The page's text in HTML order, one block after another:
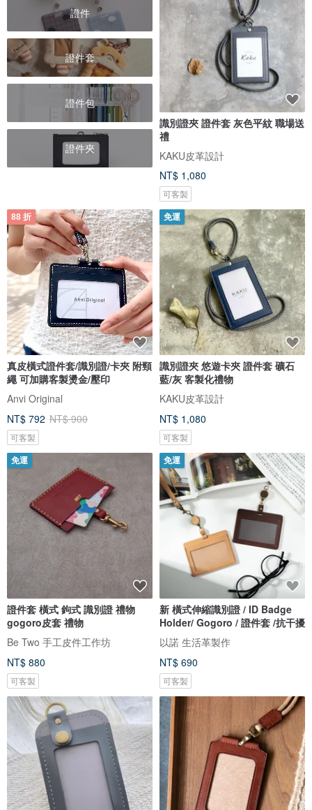
證件
證件套
證件包
證件夾
識別證夾 證件套 灰色平紋 職場送
禮
KAKU皮革設計
NT$ 1,080
可客製
88 折
真皮橫式證件套/識別證/卡夾 附頸
繩 可加購客製燙金/壓印
Anvi Original
NT$ 792 NT$ 900
可客製
免運
識別證夾 悠遊卡夾 證件套 礦石
藍/灰 客製化禮物
KAKU皮革設計
NT$ 1,080
可客製
免運
證件套 橫式 鉤式 識別證 禮物
gogoro皮套 禮物
Be Two 手工皮件工作坊
NT$ 880
可客製
免運
新 橫式伸縮識別證 / ID Badge
Holder/ Gogoro / 證件套 /抗干擾
以諾 生活革製作
NT$ 690
可客製